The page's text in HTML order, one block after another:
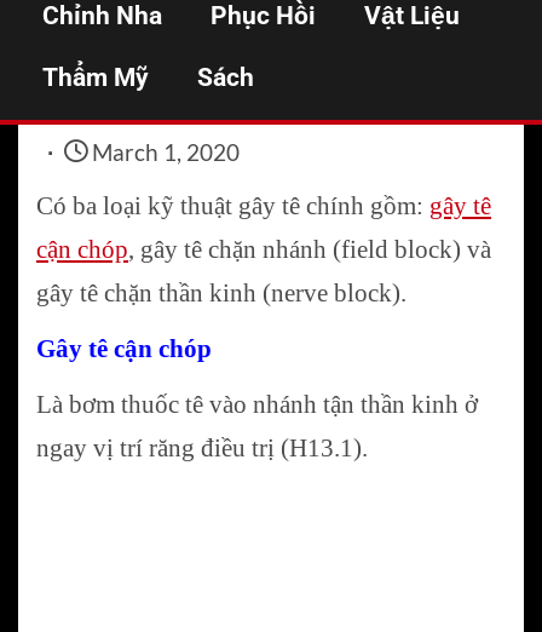
Chỉnh Nha Phục Hồi Vật Liệu
Thẩm Mỹ Sách
Home
Gây tê
Các kĩ thuật gây tê hàm trên
March 1, 2020
Có ba loại kỹ thuật gây tê chính gồm: gây tê
cận chóp, gây tê chặn nhánh (field block) và
gây tê chặn thần kinh (nerve block).
Gây tê cận chóp
Là bơm thuốc tê vào nhánh tận thần kinh ở
ngay vị trí răng điều trị (H13.1).